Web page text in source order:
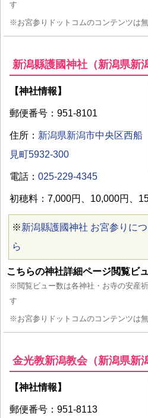
す
※お宮参りドットコムのコンテンツは
新潟縣護國神社（新潟県新
【神社情報】
郵便番号：951-8101
住所： 新潟県新潟市中央区西船
見町5932-300
電話： 025-229-4345
初穂料：7,000円、10,000円、
※新潟縣護國神社 お宮参りに
ら
こちらの神社詳細ページ閲覧ビ
※閲覧ビュー数は各神社・お寺の安産
す
※お宮参りドットコムのコンテンツは
金光教新潟教会（新潟県新
【神社情報】
郵便番号：951-8113